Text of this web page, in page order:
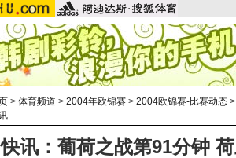
> 体育频道 > 2004年欧锦赛 > 2004欧锦赛-比赛动态
快讯：葡荷之战第91分钟